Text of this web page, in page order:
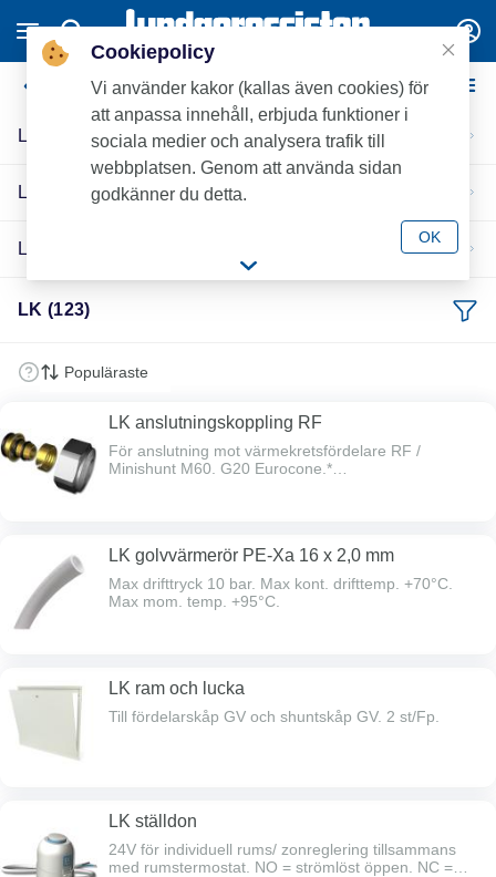
LK Golvvärme
LK Golvvärme 12
LK Golvvärme 8
LK (123)
LK anslutningskoppling RF
För anslutning mot värmekretsfördelare RF /
Minishunt M60. G20 Eurocone.*
LK golvvärmerör PE-Xa 16 x 2,0 mm
Max drifttryck 10 bar. Max kont. drifttemp. +70°C.
Max mom. temp. +95°C.
LK ram och lucka
Till fördelarskåp GV och shuntskåp GV. 2 st/Fp.
LK ställdon
24V för individuell rums/ zonreglering tillsammans
med rumstermostat. NO = strömlöst öppen. NC =
Cookiepolicy
Vi använder kakor (kallas även cookies) för
att anpassa innehåll, erbjuda funktioner i
sociala medier och analysera trafik till
webbplatsen. Genom att använda sidan
godkänner du detta.
OK